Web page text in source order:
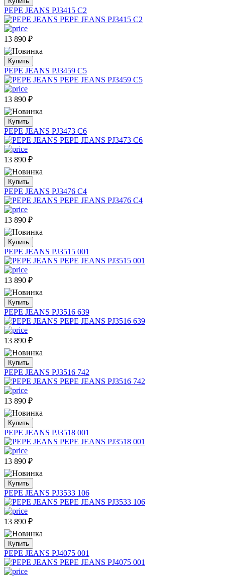
PEPE JEANS PJ3415 C2
13 890 ₽
Купить
PEPE JEANS PJ3459 C5
13 890 ₽
Купить
PEPE JEANS PJ3473 C6
13 890 ₽
Купить
PEPE JEANS PJ3476 C4
13 890 ₽
Купить
PEPE JEANS PJ3515 001
13 890 ₽
Купить
PEPE JEANS PJ3516 639
13 890 ₽
Купить
PEPE JEANS PJ3516 742
13 890 ₽
Купить
PEPE JEANS PJ3518 001
13 890 ₽
Купить
PEPE JEANS PJ3533 106
13 890 ₽
Купить
PEPE JEANS PJ4075 001